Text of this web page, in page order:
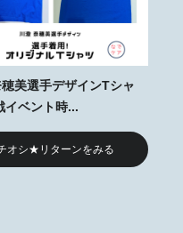
穂美選手デザインTシャ
イベント時...
オシ★リターンをみる